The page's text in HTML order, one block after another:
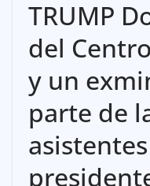
TRUMP
del
y un
parte de